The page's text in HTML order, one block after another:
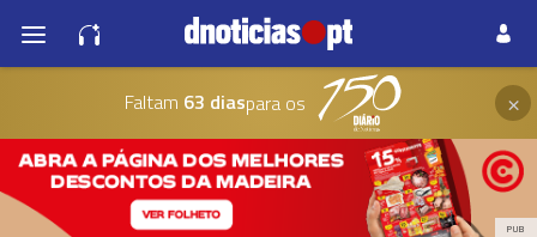
Faltam 63 diaspara os ×
PUB